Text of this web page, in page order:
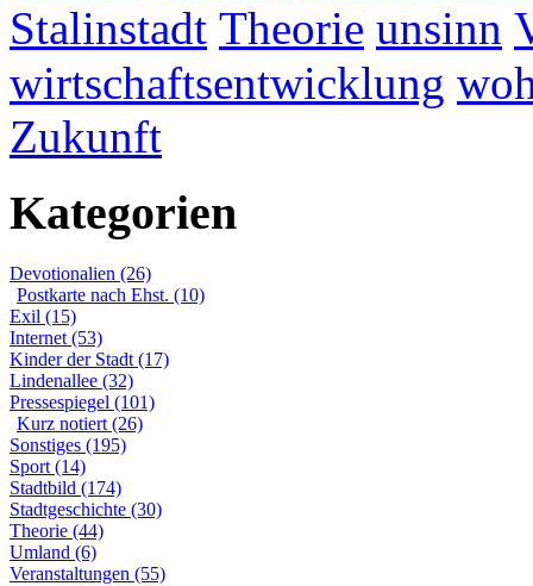
Stalinstadt Theorie unsinn
wirtschaftsentwicklung
Zukunft
Kategorien
Devotionalien (26)
Postkarte nach Ehst. (10)
Exil (15)
Internet (53)
Kinder der Stadt (17)
Lindenallee (32)
Pressespiegel (101)
Kurz notiert (26)
Sonstiges (195)
Sport (14)
Stadtbild (174)
Stadtgeschichte (30)
Theorie (44)
Umland (6)
Veranstaltungen (55)